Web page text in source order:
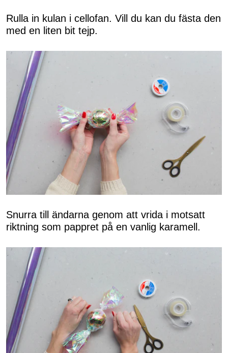
Rulla in kulan i cellofan. Vill du kan du fästa den
med en liten bit tejp.
Snurra till ändarna genom att vrida i motsatt
riktning som pappret på en vanlig karamell.